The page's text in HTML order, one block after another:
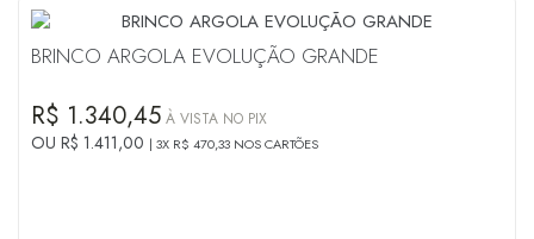
BRINCO ARGOLA EVOLUÇÃO GRANDE
R$ 1.340,45 À VISTA NO PIX
OU R$ 1.411,00 3X R$ 470,33 NOS CARTÕES